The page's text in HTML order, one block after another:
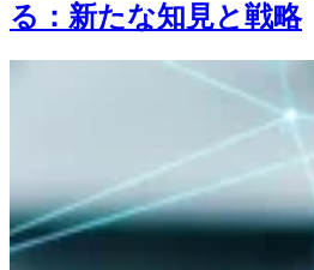
る：新たな知見と戦略